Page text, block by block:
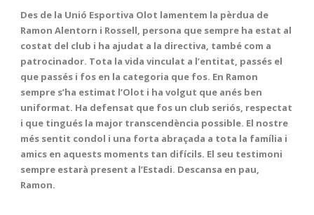
Des de la Unió Esportiva Olot lamentem la pèrdua de
Ramon Alentorn i Rossell, persona que sempre ha estat al
costat del club i ha ajudat a la directiva, també com a
patrocinador. Tota la vida vinculat a l’entitat, passés el
que passés i fos en la categoria que fos. En Ramon
sempre s’ha estimat l’Olot i ha volgut que anés ben
uniformat. Ha defensat que fos un club seriós, respectat
i que tingués la major transcendència possible. El nostre
més sentit condol i una forta abraçada a tota la família i
amics en aquests moments tan difícils. El seu testimoni
sempre estarà present a l’Estadi. Descansa en pau,
Ramon.